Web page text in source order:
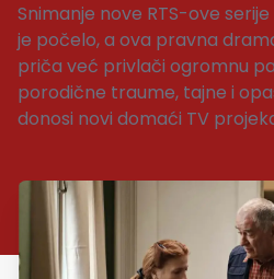
Snimanje nove RTS-ove
je počelo, a ova pravna
priča već privlači ogromnu
porodične traume, tajne i
donosi novi domaći TV